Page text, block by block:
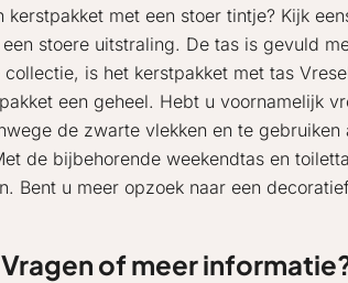
met een stoer tintje? Kijk
stoere uitstraling. De tas is gevuld
is het kerstpakket met tas
een geheel. Hebt u voornamelijk
de zwarte vlekken en te
de bijbehorende weekendtas en
Bent u meer opzoek naar een
Vragen of meer